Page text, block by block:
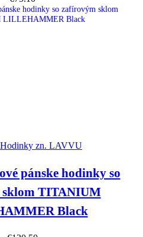
Hodinky zn. LAVVU
pánske hodinky so
TITANIUM
Black